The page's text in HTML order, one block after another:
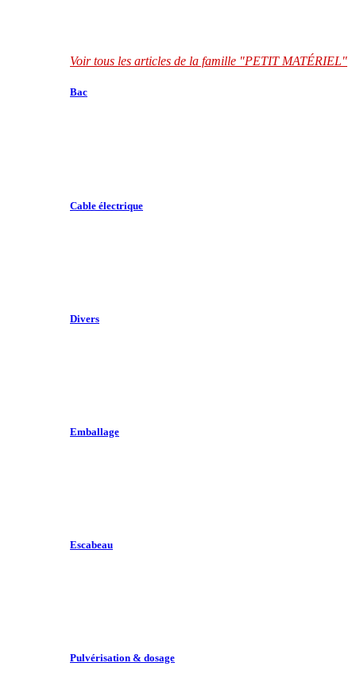
Voir tous les articles de la famille "PETIT MATÉRIEL"
Bac
Cable électrique
Divers
Emballage
Escabeau
Pulvérisation & dosage